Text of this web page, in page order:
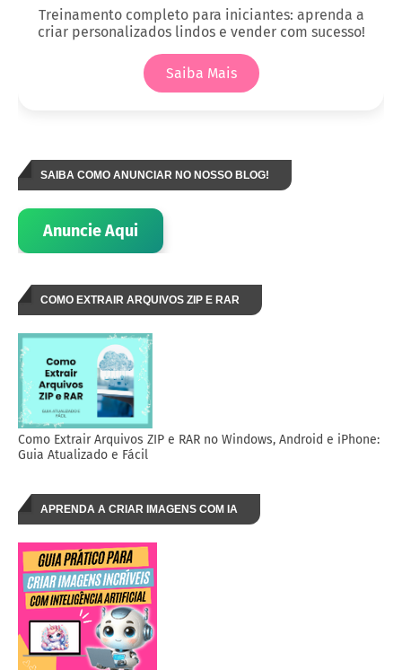
Treinamento completo para iniciantes: aprenda a
criar personalizados lindos e vender com sucesso!
Saiba Mais
SAIBA COMO ANUNCIAR NO NOSSO BLOG!
Anuncie Aqui
COMO EXTRAIR ARQUIVOS ZIP E RAR
Como Extrair Arquivos ZIP e RAR no Windows, Android e iPhone:
Guia Atualizado e Fácil
APRENDA A CRIAR IMAGENS COM IA